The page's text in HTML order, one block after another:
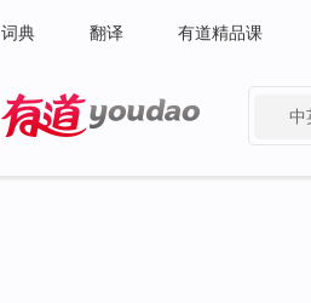
词典 翻译 有道精品课
中